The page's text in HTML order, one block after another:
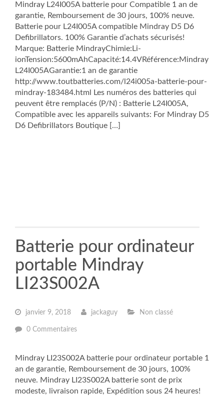
Mindray L24I005A batterie pour Compatible 1 an de
garantie, Remboursement de 30 jours, 100% neuve.
Batterie pour L24I005A compatible Mindray D5 D6
Defibrillators. 100% Garantie d’achats sécurisés!
Marque: Batterie MindrayChimie:Li-
ionTension:5600mAhCapacité:14.4VRéférence:Mindray
L24I005AGarantie:1 an de garantie
http://www.toutbatteries.com/l24i005a-batterie-pour-
mindray-183484.html Les numéros des batteries qui
peuvent être remplacés (P/N) : Batterie L24I005A,
Compatible avec les appareils suivants: For Mindray D5
D6 Defibrillators Boutique […]
Batterie pour ordinateur
portable Mindray
LI23S002A
janvier 9, 2018 jackaguy Non classé
0 Commentaires
Mindray LI23S002A batterie pour ordinateur portable 1
an de garantie, Remboursement de 30 jours, 100%
neuve. Mindray LI23S002A batterie sont de prix
modeste, livraison rapide, Expédition sous 24 heures!